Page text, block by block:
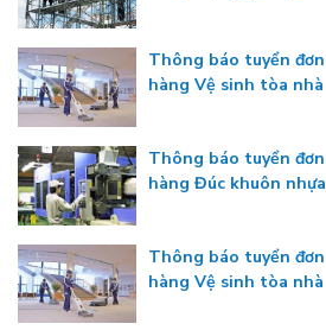
Thông báo tuyển đơn
hàng Vệ sinh tòa nhà
Thông báo tuyển đơn
hàng Đúc khuôn nhựa
Thông báo tuyển đơn
hàng Vệ sinh tòa nhà